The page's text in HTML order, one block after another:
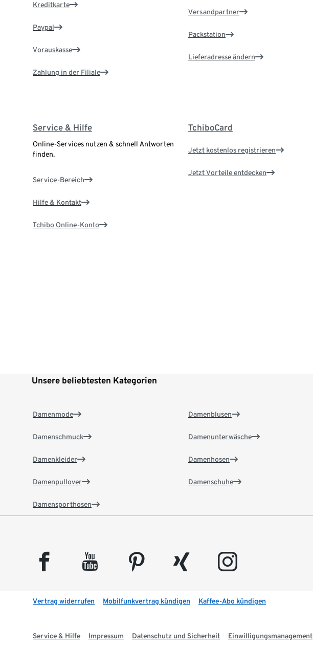
Kreditkarte
Paypal
Vorauskasse
Zahlung in der Filiale
Versandpartner
Packstation
Lieferadresse ändern
Service & Hilfe
Online-Services nutzen & schnell Antworten
finden.
Service-Bereich
Hilfe & Kontakt
Tchibo Online-Konto
TchiboCard
Jetzt kostenlos registrieren
Jetzt Vorteile entdecken
Unsere beliebtesten Kategorien
Damenmode
Damenschmuck
Damenkleider
Damenpullover
Damensporthosen
Damenblusen
Damenunterwäsche
Damenhosen
Damenschuhe
facebook youtube pinterest xing instagram
Vertrag widerrufen Mobilfunkvertrag kündigen Kaffee-Abo kündigen
Service & Hilfe Impressum Datenschutz und Sicherheit Einwilligungsmanagement